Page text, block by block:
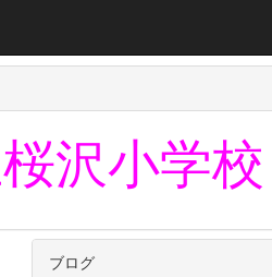
桜沢小学校
ブログ